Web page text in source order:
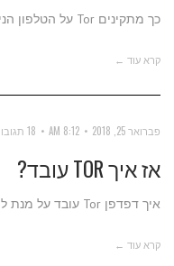
כך מתקינים Tor על הטלפון הנייד. פשוט, קל ומהיר.
קרא עוד ←
פברואר 25, 2018 8:12 AM 18 תגובות
אז איך TOR עובד?
איך דפדפן Tor עובד על מנת להפוך את הבקשות שלנו לאנונימיות?
קרא עוד ←